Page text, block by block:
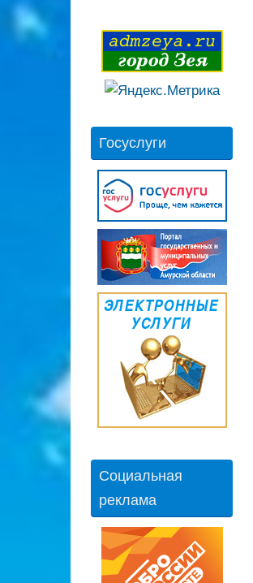
Госуслуги
Социальная
реклама